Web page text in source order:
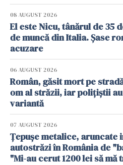
08 AUGUST 2026
El este Nicu, tânărul de 35
de muncă din Italia. Șase
acuzare
06 AUGUST 2026
Român, găsit mort pe
om al străzii, iar polițiștii
variantă
07 AUGUST 2026
Țepușe metalice, aruncate
autostrăzi în România de
"Mi-au cerut 1200 lei să mă